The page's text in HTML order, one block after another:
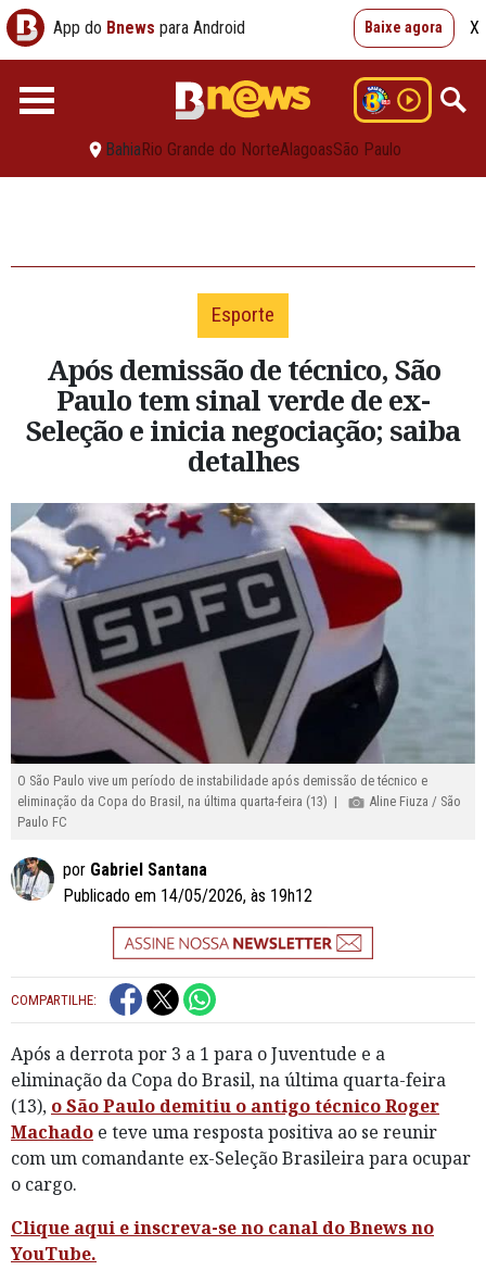
App do Bnews para Android Baixe agora X
BahiaRio Grande do NorteAlagoasSão Paulo
Esporte
Após demissão de técnico, São
Paulo tem sinal verde de ex-
Seleção e inicia negociação; saiba
detalhes
O São Paulo vive um período de instabilidade após demissão de técnico e
eliminação da Copa do Brasil, na última quarta-feira (13) |
Aline Fiuza / São
Paulo FC
por Gabriel Santana
Publicado em 14/05/2026, às 19h12
COMPARTILHE:
Após a derrota por 3 a 1 para o Juventude e a
eliminação da Copa do Brasil, na última quarta-feira
(13), o São Paulo demitiu o antigo técnico Roger
Machado e teve uma resposta positiva ao se reunir
com um comandante ex-Seleção Brasileira para ocupar
o cargo.
Clique aqui e inscreva-se no canal do Bnews no
YouTube.